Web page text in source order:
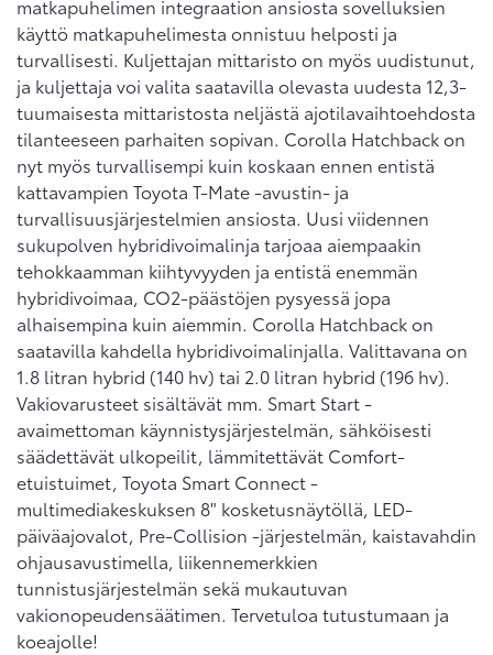
matkapuhelimen integraation ansiosta sovelluksien
käyttö matkapuhelimesta onnistuu helposti ja
turvallisesti. Kuljettajan mittaristo on myös uudistunut,
ja kuljettaja voi valita saatavilla olevasta uudesta 12,3-
tuumaisesta mittaristosta neljästä ajotilavaihtoehdosta
tilanteeseen parhaiten sopivan. Corolla Hatchback on
nyt myös turvallisempi kuin koskaan ennen entistä
kattavampien Toyota T-Mate -avustin- ja
turvallisuusjärjestelmien ansiosta. Uusi viidennen
sukupolven hybridivoimalinja tarjoaa aiempaakin
tehokkaamman kiihtyvyyden ja entistä enemmän
hybridivoimaa, CO2-päästöjen pysyessä jopa
alhaisempina kuin aiemmin. Corolla Hatchback on
saatavilla kahdella hybridivoimalinjalla. Valittavana on
1.8 litran hybrid (140 hv) tai 2.0 litran hybrid (196 hv).
Vakiovarusteet sisältävät mm. Smart Start -
avaimettoman käynnistysjärjestelmän, sähköisesti
säädettävät ulkopeilit, lämmitettävät Comfort-
etuistuimet, Toyota Smart Connect -
multimediakeskuksen 8" kosketusnäytöllä, LED-
päiväajovalot, Pre-Collision -järjestelmän, kaistavahdin
ohjausavustimella, liikennemerkkien
tunnistusjärjestelmän sekä mukautuvan
vakionopeudensäätimen. Tervetuloa tutustumaan ja
koeajolle!